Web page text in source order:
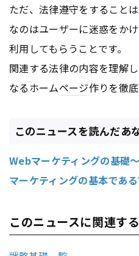
ただ、法律遵守をすること
なのはユーザーに迷惑をか
利用してもらうことです。
関連する法律の内容を理解
なるホームページ作りを徹
このニュースを読んだあ
Webマーケティングの基礎
マーケティングの基本であ
このニュースに関連す